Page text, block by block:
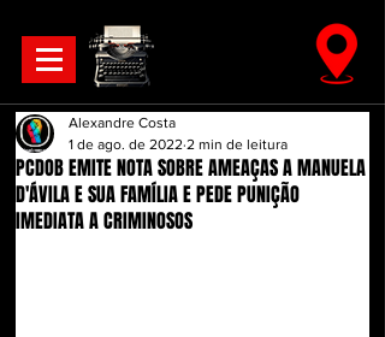
PCDOB EMITE NOTA SOBRE AMEAÇAS A MANUELA
D'ÁVILA E SUA FAMÍLIA E PEDE PUNIÇÃO
IMEDIATA A CRIMINOSOS
Alexandre Costa
1 de ago. de 2022 2 min de leitura